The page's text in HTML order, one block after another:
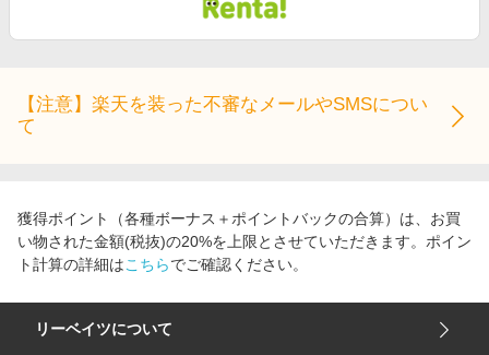
【注意】楽天を装った不審なメールやSMSについ
て
獲得ポイント（各種ボーナス＋ポイントバックの合算）は、お買
い物された金額(税抜)の20%を上限とさせていただきます。ポイン
ト計算の詳細はこちらでご確認ください。
リーベイツについて